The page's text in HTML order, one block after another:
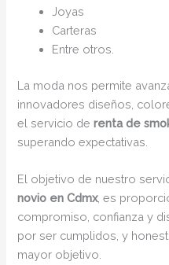
Joyas
Carteras
Entre otros.
La moda nos permite
innovadores diseños,
el servicio derenta de
superando expectativas.
El objetivo de nuestro
novio en Cdmx, es
compromiso, confianza y
por ser cumplidos, y
mayor objetivo.